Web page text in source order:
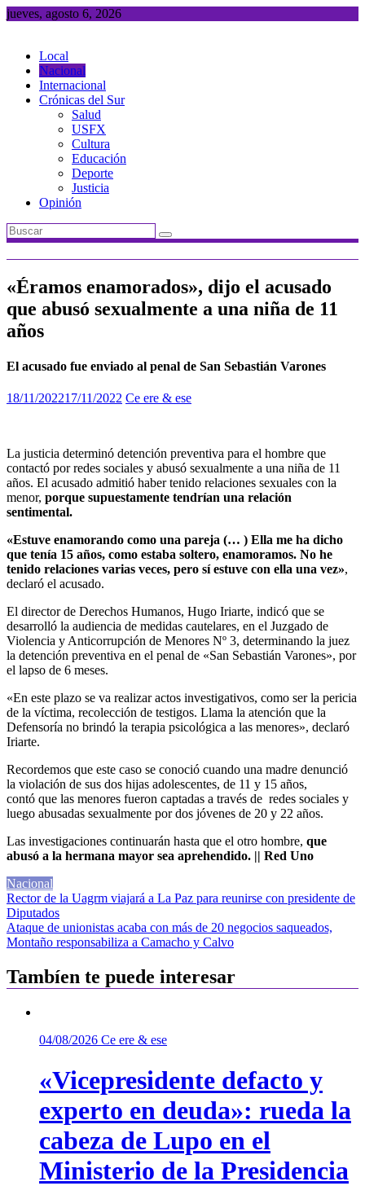
Saltar
jueves, agosto 6, 2026
Local
Nacional
Internacional
Crónicas del Sur
Salud
USFX
Cultura
Educación
Deporte
Justicia
Opinión
«Éramos enamorados», dijo el acusado
que abusó sexualmente a una niña de 11
años
El acusado fue enviado al penal de San Sebastián Varones
18/11/202217/11/2022 Ce ere & ese
La justicia determinó detención preventiva para el hombre que
contactó por redes sociales y abusó sexualmente a una niña de 11
años. El acusado admitió haber tenido relaciones sexuales con la
menor, porque supuestamente tendrían una relación
sentimental.
«Estuve enamorando como una pareja (… ) Ella me ha dicho
que tenía 15 años, como estaba soltero, enamoramos. No he
tenido relaciones varias veces, pero sí estuve con ella una vez»,
declaró el acusado.
El director de Derechos Humanos, Hugo Iriarte, indicó que se
desarrolló la audiencia de medidas cautelares, en el Juzgado de
Violencia y Anticorrupción de Menores Nº 3, determinando la juez
la detención preventiva en el penal de «San Sebastián Varones», por
el lapso de 6 meses.
«En este plazo se va realizar actos investigativos, como ser la pericia
de la víctima, recolección de testigos. Llama la atención que la
Defensoría no brindó la terapia psicológica a las menores», declaró
Iriarte.
Recordemos que este caso se conoció cuando una madre denunció
la violación de sus dos hijas adolescentes, de 11 y 15 años,
contó que las menores fueron captadas a través de redes sociales y
luego abusadas sexualmente por dos jóvenes de 20 y 22 años.
Las investigaciones continuarán hasta que el otro hombre, que
abusó a la hermana mayor sea aprehendido. || Red Uno
Nacional
Navegación
de
entradas
Rector de la Uagrm viajará a La Paz para reunirse con presidente de
Diputados
Ataque de unionistas acaba con más de 20 negocios saqueados,
Montaño responsabiliza a Camacho y Calvo
Tambíen te puede interesar
04/08/2026 Ce ere & ese
«Vicepresidente defacto y
experto en deuda»: rueda la
cabeza de Lupo en el
Ministerio de la Presidencia